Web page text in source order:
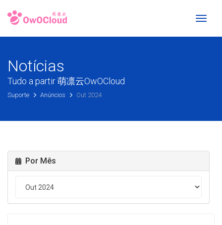
Toggle
Notícias
Tudo a partir 萌凛云OwOCloud
Suporte Anúncios Out 2024
Por Mês